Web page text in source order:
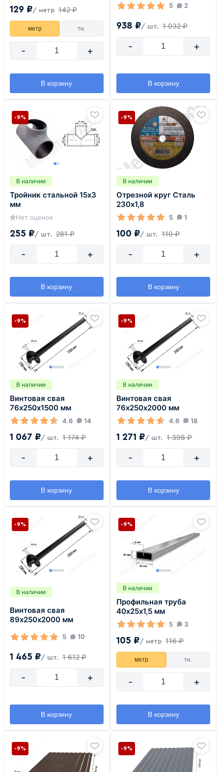
129 ₽/ метр 142 ₽
метр тн.
- +
В корзину
5 2
938 ₽/ шт. 1 032 ₽
- +
В корзину
В наличии
Тройник стальной 15х3
мм
Нет оценок
255 ₽/ шт. 281 ₽
-9%
- +
В корзину
В наличии
Отрезной круг Сталь
230х1,8
5 1
100 ₽/ шт. 110 ₽
-9%
- +
В корзину
В наличии
Винтовая свая
76х250х1500 мм
4.6 14
1 067 ₽/ шт. 1 174 ₽
-9%
- +
В корзину
В наличии
Винтовая свая
76х250х2000 мм
4.6 18
1 271 ₽/ шт. 1 398 ₽
-9%
- +
В корзину
В наличии
Винтовая свая
89х250х2000 мм
5 10
1 465 ₽/ шт. 1 612 ₽
-9%
- +
В корзину
В наличии
Профильная труба
40х25х1,5 мм
5 3
105 ₽/ метр 116 ₽
-9%
метр тн.
- +
В корзину
-9% -9%